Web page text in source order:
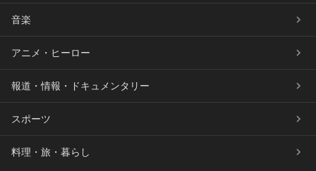
音楽
アニメ・ヒーロー
報道・情報・ドキュメンタリー
スポーツ
料理・旅・暮らし